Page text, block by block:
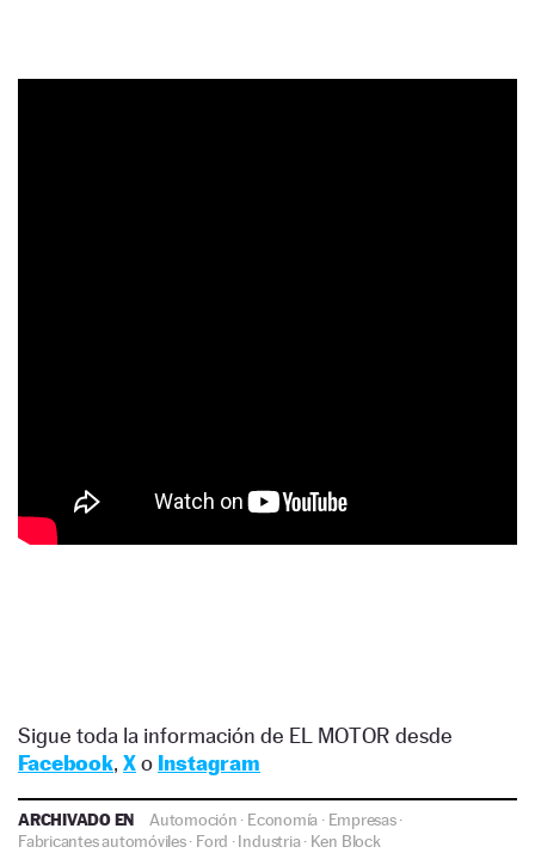
Sigue toda la información de EL MOTOR desde
Facebook, Xo Instagram
ARCHIVADO EN Automoción · Economía · Empresas·
Fabricantes automóviles· Ford ·Industria· Ken Block